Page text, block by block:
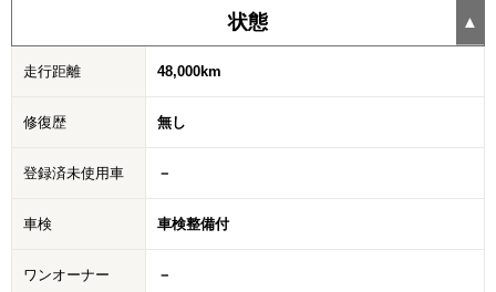
状態
走行距離 48,000km
修復歴 無し
登録済未使用車 －
車検 車検整備付
ワンオーナー －